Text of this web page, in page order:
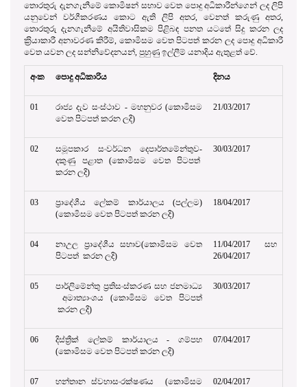
තොරතුරු දැනගැනීමේ කොමිෂන් සභාව වෙත පොදු අධිකාරීන්ගෙන් ලද ලිපි
යනුවෙන් වර්ගීකරණය කොට ඇති ලිපි අතර, වෙනත් කරුණු අතර,
තොරතුරු දැනගැනීමේ අයිතිවාසිකම පිළිබඳ පනත යටතේ සිදු කරන ලද
ක‍්‍රියාකාරී අනාවරණ කිරීම්, කොමිසම වෙත පිටපත් කරන ලද පොදු අධිකාරී
වෙත යවන ලද සන්නිවේදනයන්, පුහුණු ඉල්ලීම් යනාදිය ඇතුළත් වේ.
අංක පොදු අධිකාරිය දිනය
01
රාජ්‍ය දැව සංස්ථාව - මහනුවර (කොමිසම
වෙත පිටපත් කරන ලදි)
21/03/2017
02
සමූපකාර සංවර්ධන දෙපාර්තමේන්තුව-
දකුණු පළාත (කොමිසම වෙත පිටපත්
කරන ලදි)
30/03/2017
03
ප්‍රාදේශීය ලේකම් කාර්යාලය (පල්ලම)
(කොමිසම වෙත පිටපත් කරන ලදි)
18/04/2017
04
නාඋල ප්‍රාදේශීය සභාව(කොමිසම වෙත
පිටපත් කරන ලදි)
11/04/2017 සහ
26/04/2017
05
පාර්ලිමේන්තු ප්‍රතිසංස්කරණ සහ ජනමාධ්‍ය
අමාත්‍යාංශය (කොමිසම වෙත පිටපත්
කරන ලදි)
30/03/2017
06
දිස්ත්‍රීක් ලේකම් කාර්යාලය - ගම්පහ
(කොමිසම වෙත පිටපත් කරන ලදි)
07/04/2017
07
හන්තාන ස්වභාසංරක්ෂණය (කොමිසම
02/04/2017